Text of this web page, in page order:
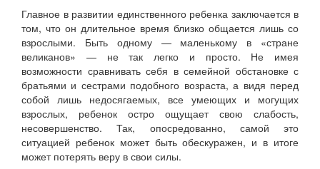
Главное в развитии единственного ребенка заключается в
том, что он длительное время близко общается лишь со
взрослыми. Быть одному — маленькому в «стране
великанов» — не так легко и просто. Не имея
возможности сравнивать себя в семейной обстановке с
братьями и сестрами подобного возраста, а видя перед
собой лишь недосягаемых, все умеющих и могущих
взрослых, ребенок остро ощущает свою слабость,
несовершенство. Так, опосредованно, самой это
ситуацией ребенок может быть обескуражен, и в итоге
может потерять веру в свои силы.